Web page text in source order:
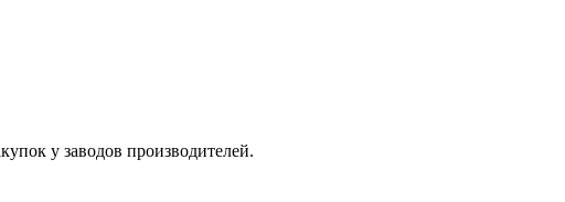
у заводов производителей.